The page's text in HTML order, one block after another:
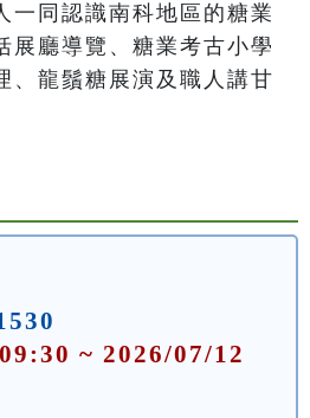
一同認識南科地區的糖業
展廳導覽、糖業考古小學
、龍鬚糖展演及職人講甘
~ 2026/07/12